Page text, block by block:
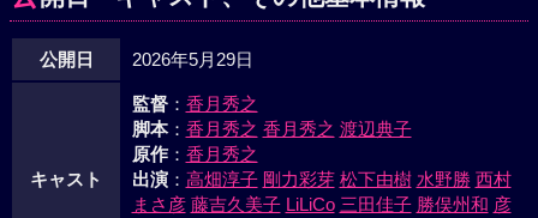
公開日 2026年5月29日
キャスト
監督： 香月秀之
脚本： 香月秀之 香月秀之 渡辺典子
原作： 香月秀之
出演： 高畑淳子 剛力彩芽 松下由樹 水野勝 西村
まさ彦 藤吉久美子 LiLiCo 三田佳子 勝俣州和 彦